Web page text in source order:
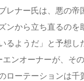
レナー氏は、悪の帝
ンから立ち直るのを
るようだ」と予想し
ンオーナーが、そ
ローテーションは千